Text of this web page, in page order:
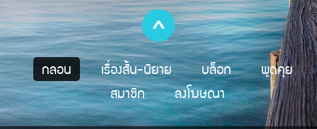
กลอน เรื่องสั้น-นิยาย บล็อก
พูดคุย
สมาชิก
ลงโฆษณา